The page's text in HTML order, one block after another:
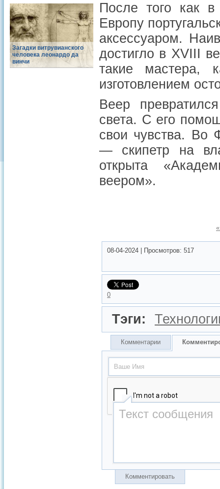
Загадки витрувианского
человека леонардо да
винчи
После того как
Европу
аксессуаром.
достигло в XVIII
такие
изготовлением
Веер
света. С его
свои чувства. Во
— скипетр на
открыта
веером».
08-04-2024 Просмотров: 517
0
Тэги:
Комментарии
Комментировать